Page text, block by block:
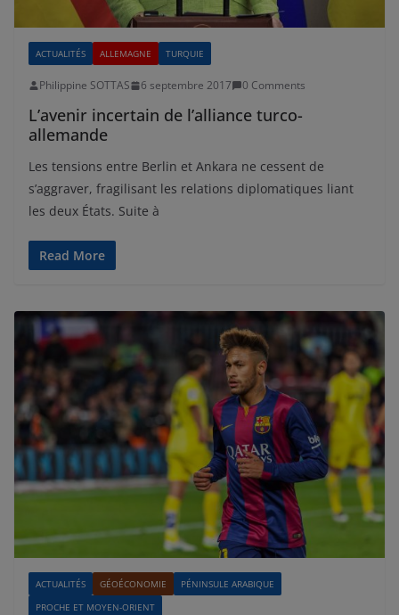
ACTUALITÉS ALLEMAGNE TURQUIE
Philippine SOTTAS 6 septembre 2017 0 Comments
L’avenir incertain de l’alliance turco-
allemande
Les tensions entre Berlin et Ankara ne cessent de
s’aggraver, fragilisant les relations diplomatiques liant
les deux États. Suite à
Read More
ACTUALITÉS GÉOÉCONOMIE
PÉNINSULE ARABIQUE
PROCHE ET MOYEN-ORIENT